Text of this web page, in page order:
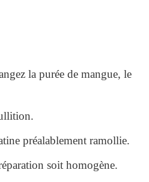
la purée de mangue, le
préalablement ramollie.
soit homogène.